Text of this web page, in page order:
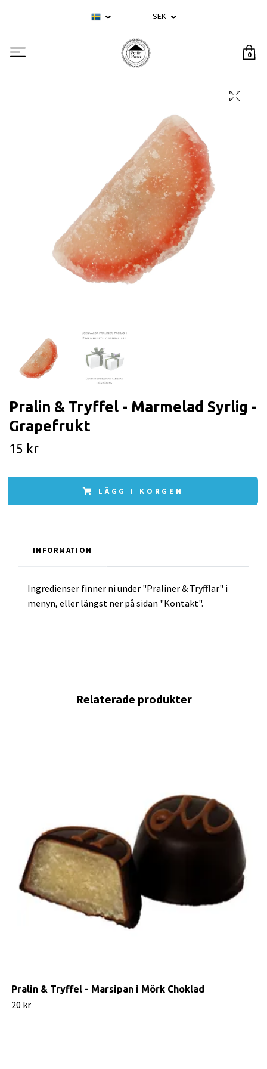
SEK
0
Pralin & Tryffel - Marmelad Syrlig -
Grapefrukt
15 kr
LÄGG I KORGEN
INFORMATION
Ingredienser finner ni under "Praliner & Tryfflar" i
menyn, eller längst ner på sidan "Kontakt".
Pralin & Tryffel - Marsipan i Mörk Choklad
20 kr